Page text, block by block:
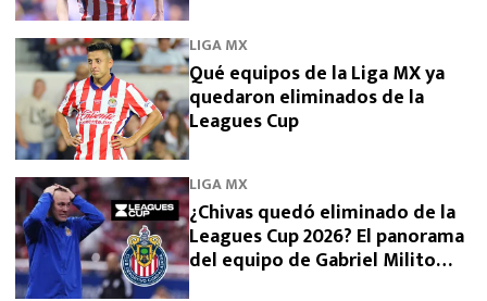
LIGA MX
Qué equipos de la Liga MX ya
quedaron eliminados de la
Leagues Cup
LIGA MX
¿Chivas quedó eliminado de la
Leagues Cup 2026? El panorama
del equipo de Gabriel Milito